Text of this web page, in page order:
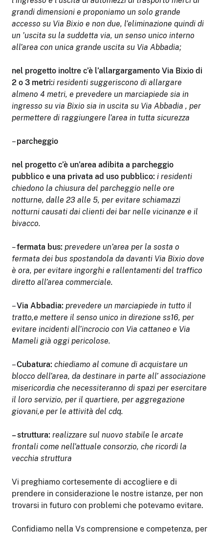
grandi dimensioni e proponiamo un solo grande
accesso su Via Bixio e non due, l’eliminazione quindi di
un ’uscita su la suddetta via, un senso unico interno
all’area con unica grande uscita su Via Abbadia;
nel progetto inoltre c’è l’allargargamento Via Bixio di
2 o 3 metri:i residenti suggeriscono di allargare
almeno 4 metri, e prevedere un marciapiede sia in
ingresso su via Bixio sia in uscita su Via Abbadia , per
permettere di raggiungere l’area in tutta sicurezza
–parcheggio
nel progetto c’è un’area adibita a parcheggio
pubblico e una privata ad uso pubblico: i residenti
chiedono la chiusura del parcheggio nelle ore
notturne, dalle 23 alle 5, per evitare schiamazzi
notturni causati dai clienti dei bar nelle vicinanze e il
bivacco.
–fermata bus: prevedere un’area per la sosta o
fermata dei bus spostandola da davanti Via Bixio dove
è ora, per evitare ingorghi e rallentamenti del traffico
diretto all’area commerciale.
–Via Abbadia: prevedere un marciapiede in tutto il
tratto,e mettere il senso unico in direzione ss16, per
evitare incidenti all’incrocio con Via cattaneo e Via
Mameli già oggi pericolose.
–Cubatura: chiediamo al comune di acquistare un
blocco dell’area, da destinare in parte all’ associazione
misericordia che necessiteranno di spazi per esercitare
il loro servizio, per il quartiere, per aggregazione
giovani,e per le attività del cdq.
– struttura: realizzare sul nuovo stabile le arcate
frontali come nell’attuale consorzio, che ricordi la
vecchia struttura
Vi preghiamo cortesemente di accogliere e di
prendere in considerazione le nostre istanze, per non
trovarsi in futuro con problemi che potevamo evitare.
Confidiamo nella Vs comprensione e competenza, per